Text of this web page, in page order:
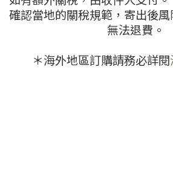
確認當地的關稅規範，寄出後
無法退費。
＊海外地區訂購請務必詳閱